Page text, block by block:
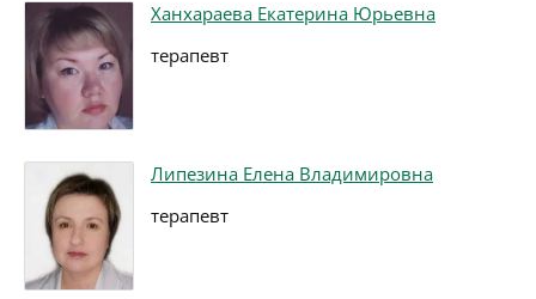
Ханхараева Екатерина Юрьевна
терапевт
Липезина Елена Владимировна
терапевт